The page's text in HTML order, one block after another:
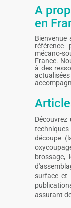
A
en
Bienvenue
référence
mécano-
France.
à des
Découvrez
découpe
brossage,
surface et
assurant